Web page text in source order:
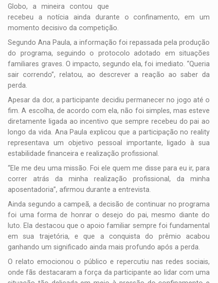
Globo, a mineira contou que
recebeu a notícia ainda durante o confinamento, em um
momento decisivo da competição.
Segundo Ana Paula, a informação foi repassada pela produção
do programa, seguindo o protocolo adotado em situações
familiares graves. O impacto, segundo ela, foi imediato. “Queria
sair correndo”, relatou, ao descrever a reação ao saber da
perda.
Apesar da dor, a participante decidiu permanecer no jogo até o
fim. A escolha, de acordo com ela, não foi simples, mas esteve
diretamente ligada ao incentivo que sempre recebeu do pai ao
longo da vida. Ana Paula explicou que a participação no reality
representava um objetivo pessoal importante, ligado à sua
estabilidade financeira e realização profissional.
“Ele me deu uma missão. Foi ele quem me disse para eu ir, para
correr atrás da minha realização profissional, da minha
aposentadoria”, afirmou durante a entrevista.
Ainda segundo a campeã, a decisão de continuar no programa
foi uma forma de honrar o desejo do pai, mesmo diante do
luto. Ela destacou que o apoio familiar sempre foi fundamental
em sua trajetória, e que a conquista do prêmio acabou
ganhando um significado ainda mais profundo após a perda.
O relato emocionou o público e repercutiu nas redes sociais,
onde fãs destacaram a força da participante ao lidar com uma